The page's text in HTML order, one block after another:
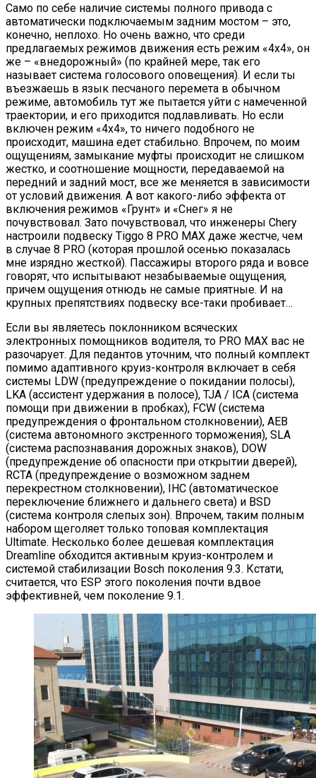
Само по себе наличие системы полного привода с
автоматически подключаемым задним мостом – это,
конечно, неплохо. Но очень важно, что среди
предлагаемых режимов движения есть режим «4х4», он
же – «внедорожный» (по крайней мере, так его
называет система голосового оповещения). И если ты
въезжаешь в язык песчаного перемета в обычном
режиме, автомобиль тут же пытается уйти с намеченной
траектории, и его приходится подлавливать. Но если
включен режим «4х4», то ничего подобного не
происходит, машина едет стабильно. Впрочем, по моим
ощущениям, замыкание муфты происходит не слишком
жестко, и соотношение мощности, передаваемой на
передний и задний мост, все же меняется в зависимости
от условий движения. А вот какого-либо эффекта от
включения режимов «Грунт» и «Снег» я не
почувствовал. Зато почувствовал, что инженеры Chery
настроили подвеску Tiggo 8 PRO MAX даже жестче, чем
в случае 8 PRO (которая прошлой осенью показалась
мне изрядно жесткой). Пассажиры второго ряда и вовсе
говорят, что испытывают незабываемые ощущения,
причем ощущения отнюдь не самые приятные. И на
крупных препятствиях подвеску все-таки пробивает…
Если вы являетесь поклонником всяческих
электронных помощников водителя, то PRO MAX вас не
разочарует. Для педантов уточним, что полный комплект
помимо адаптивного круиз-контроля включает в себя
системы LDW (предупреждение о покидании полосы),
LKA (ассистент удержания в полосе), TJA / ICA (система
помощи при движении в пробках), FCW (система
предупреждения о фронтальном столкновении), AEB
(система автономного экстренного торможения), SLA
(система распознавания дорожных знаков), DOW
(предупреждение об опасности при открытии дверей),
RCTA (предупреждение о возможном заднем
перекрестном столкновении), IHC (автоматическое
переключение ближнего и дальнего света) и BSD
(система контроля слепых зон). Впрочем, таким полным
набором щеголяет только топовая комплектация
Ultimate. Несколько более дешевая комплектация
Dreamline обходится активным круиз-контролем и
системой стабилизации Bosch поколения 9.3. Кстати,
считается, что ESP этого поколения почти вдвое
эффективней, чем поколение 9.1.